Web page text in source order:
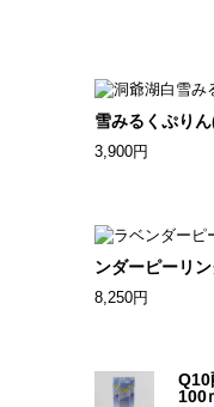
雪みるくぷり
3,900円
ンダーピーリ
8,250円
100